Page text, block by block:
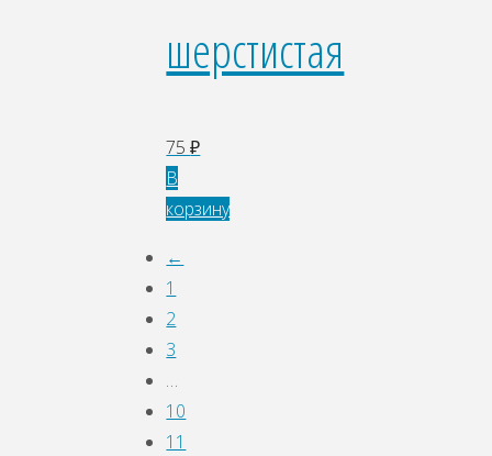
шерстистая
75₽
В
корзину
←
1
2
3
…
10
11